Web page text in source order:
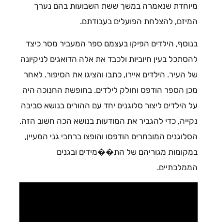
מיוחדת שנאמרה במשך ששת השבועות בהם נערך
המיזם, להצלחת הפועלים בעבודתם.
בנוסף, הילדים הפיקו בעצמם ספר המעביר מסר כיצד
להסתכל בעין חיוביות ולכבד את אלה הדואגים לניקיונה
של העיר. הילדים איירו, כתבו והציגו את הסיפור. לאחר
מכן הספר הודפס וחולק לילדים. בחופשת החנוכה היה
על הילדים ליצור סלוגנים יחד עם ההורים בנושא סביבה
נקייה, כדי להגביר את המודעות בנושא הכה חשוב הזה.
הסלוגנים המובחרים הודפסו והופצו ברחבי גני המעיין,
במקומות מגוריהם של הת��מידים ובגנים
הממלכתיים.